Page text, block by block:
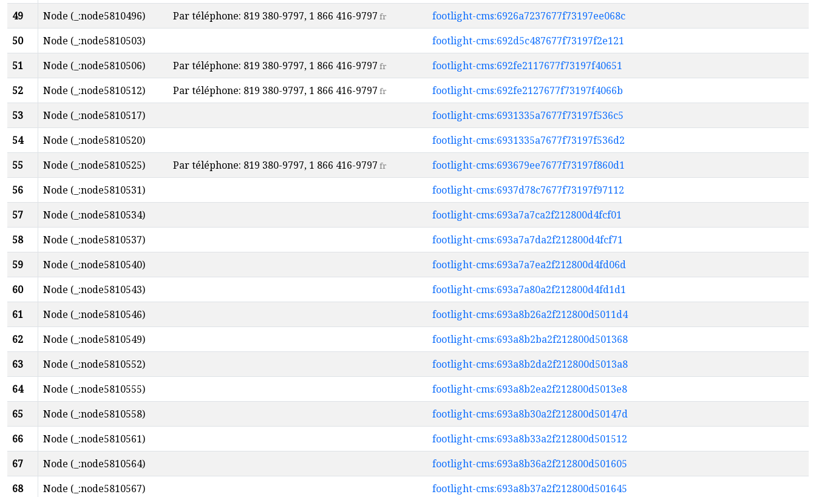
49
Node (_:node5810496) Par téléphone: 819 380-9797, 1 866 416-9797 fr
footlight-cms:6926a7237677f73197ee068c
50
Node (_:node5810503)
footlight-cms:692d5c487677f73197f2e121
51
Node (_:node5810506) Par téléphone: 819 380-9797, 1 866 416-9797 fr
footlight-cms:692fe2117677f73197f40651
52
Node (_:node5810512) Par téléphone: 819 380-9797, 1 866 416-9797 fr
footlight-cms:692fe2127677f73197f4066b
53
Node (_:node5810517)
footlight-cms:6931335a7677f73197f536c5
54
Node (_:node5810520)
footlight-cms:6931335a7677f73197f536d2
55
Node (_:node5810525) Par téléphone: 819 380-9797, 1 866 416-9797 fr
footlight-cms:693679ee7677f73197f860d1
56
Node (_:node5810531)
footlight-cms:6937d78c7677f73197f97112
57
Node (_:node5810534)
footlight-cms:693a7a7ca2f212800d4fcf01
58
Node (_:node5810537)
footlight-cms:693a7a7da2f212800d4fcf71
59
Node (_:node5810540)
footlight-cms:693a7a7ea2f212800d4fd06d
60
Node (_:node5810543)
footlight-cms:693a7a80a2f212800d4fd1d1
61
Node (_:node5810546)
footlight-cms:693a8b26a2f212800d5011d4
62
Node (_:node5810549)
footlight-cms:693a8b2ba2f212800d501368
63
Node (_:node5810552)
footlight-cms:693a8b2da2f212800d5013a8
64
Node (_:node5810555)
footlight-cms:693a8b2ea2f212800d5013e8
65
Node (_:node5810558)
footlight-cms:693a8b30a2f212800d50147d
66
Node (_:node5810561)
footlight-cms:693a8b33a2f212800d501512
67
Node (_:node5810564)
footlight-cms:693a8b36a2f212800d501605
68
Node (_:node5810567)
footlight-cms:693a8b37a2f212800d501645